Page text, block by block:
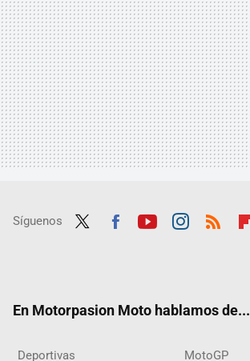
Síguenos
En Motorpasion Moto hablamos de...
Deportivas MotoGP